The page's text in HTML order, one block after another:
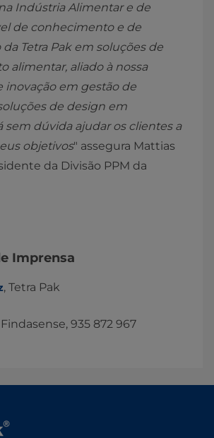
Indústria Alimentar e de
de conhecimento e de
da Tetra Pak em soluções de
alimentar, aliado à nossa
inovação em gestão de
de design em
sem dúvida ajudar os clientes a
objetivos" assegura Mattias
da Divisão PPM da
Imprensa
, Tetra Pak
Findasense, 935 872 967​